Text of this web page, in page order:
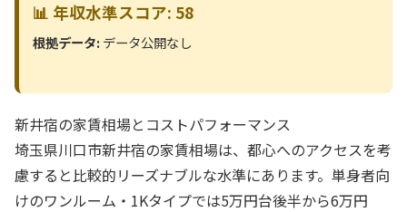
📊 年収水準スコア: 58
根拠データ:データ公開なし
新井宿の家賃相場とコストパフォーマンス
埼玉県川口市新井宿の家賃相場は、都心へのアクセスを考
慮すると比較的リーズナブルな水準にあります。単身者向
けのワンルーム・1Kタイプでは5万円台後半から6万円